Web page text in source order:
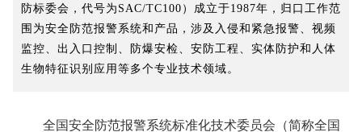
防标委会，代号为SAC/TC100）成立于1987年，归口工作范
围为安全防范报警系统和产品，涉及入侵和紧急报警、视频
监控、出入口控制、防爆安检、安防工程、实体防护和人体
生物特征识别应用等多个专业技术领域。
全国安全防范报警系统标准化技术委员会（简称全国